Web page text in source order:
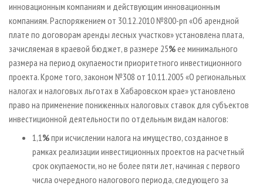
инновационным компаниям и действующим инновационным
компаниям. Распоряжением от 30.12.2010 №800-рп «Об арендной
плате по договорам аренды лесных участков» установлена плата,
зачисляемая в краевой бюджет, в размере 25% ее минимального
размера на период окупаемости приоритетного инвестиционного
проекта. Кроме того, законом №308 от 10.11.2005 «О региональных
налогах и налоговых льготах в Хабаровском крае» установлено
право на применение пониженных налоговых ставок для субъектов
инвестиционной деятельности по отдельным видам налогов:
1,1%при исчислении налога на имущество, созданное в
рамках реализации инвестиционных проектов на расчетный
срок окупаемости, но не более пяти лет, начиная с первого
числа очередного налогового периода, следующего за